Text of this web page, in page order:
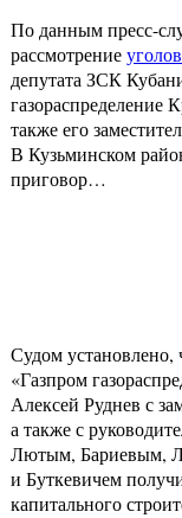
По данным пресс-
рассмотрение
депутата ЗСК
газораспределение
также его
В Кузьминском
приговор…
Судом
«Газпром
Алексей Руднев с
а также с
Лютым, Бариевым,
и Буткевичем
капитального